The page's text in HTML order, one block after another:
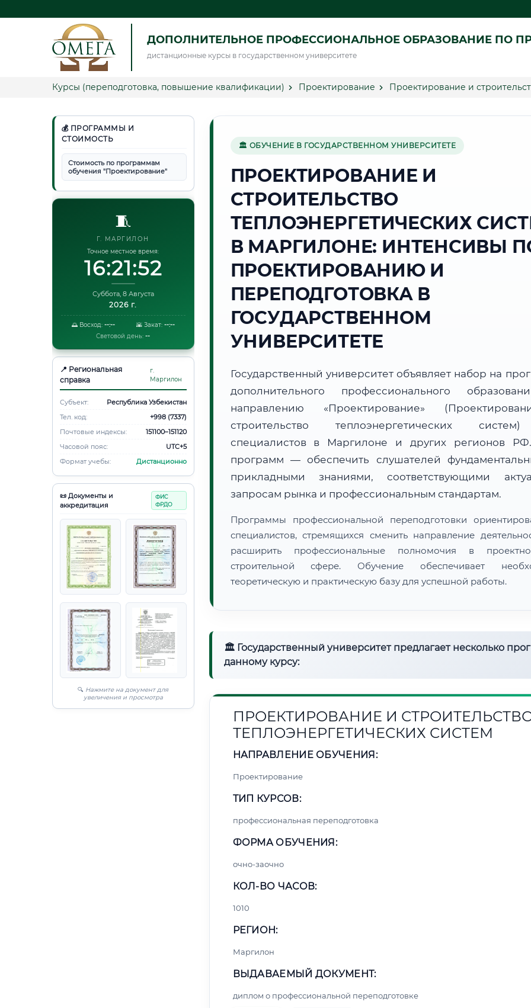
ДОПОЛНИТЕЛЬНОЕ ПРОФЕССИОНАЛЬНОЕ ОБРАЗОВАНИЕ ПО
дистанционные курсы в государственном университете
Курсы (переподготовка, повышение квалификации) Проектирование Проектирование и
💰 ПРОГРАММЫ И
СТОИМОСТЬ
Стоимость по программам
обучения "Проектирование"
🧵
Г. МАРГИЛОН
Точное местное время:
16:21:53
Суббота, 8 Августа
2026 г.
🌅 Восход: --:-- 🌇 Закат: --:--
Световой день: --
📍 Региональная
справка
г.
Маргилон
Субъект:
Республика Узбекистан
Тел. код:
+998 (7337)
Почтовые индексы:
151100–151120
Часовой пояс:
UTC+5
Формат учебы:
Дистанционно
📜 Документы и
аккредитация
ФИС
ФРДО
🔍 Нажмите на документ для
увеличения и просмотра
🏛 ОБУЧЕНИЕ В ГОСУДАРСТВЕННОМ УНИВЕРСИТЕТЕ
ПРОЕКТИРОВАНИЕ И
СТРОИТЕЛЬСТВО
ТЕПЛОЭНЕРГЕТИЧЕСКИХ
В МАРГИЛОНЕ: ИНТЕНСИВЫ
ПРОЕКТИРОВАНИЮ И
ПЕРЕПОДГОТОВКА В
ГОСУДАРСТВЕННОМ
УНИВЕРСИТЕТЕ
Государственный университет объявляет набор на
дополнительного профессионального
направлению «Проектирование»
строительство теплоэнергетических
специалистов в Маргилоне и других регионов
программ — обеспечить слушателей
прикладными знаниями, соответствующими
запросам рынка и профессиональным стандартам.
Программы профессиональной переподготовки
специалистов, стремящихся сменить направление
расширить профессиональные полномочия в
строительной сфере. Обучение обеспечивает
теоретическую и практическую базу для успешной работы.
🏛 Государственный университет предлагает несколько
данному курсу:
ПРОЕКТИРОВАНИЕ И
ТЕПЛОЭНЕРГЕТИЧЕСКИХ СИСТЕМ
НАПРАВЛЕНИЕ ОБУЧЕНИЯ:
Проектирование
ТИП КУРСОВ:
профессиональная переподготовка
ФОРМА ОБУЧЕНИЯ:
очно-заочно
КОЛ-ВО ЧАСОВ:
1010
РЕГИОН:
Маргилон
ВЫДАВАЕМЫЙ ДОКУМЕНТ:
диплом о профессиональной переподготовке